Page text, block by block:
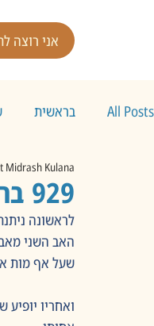
אני רוצה
All Posts בראשית
929 בראשית פרק כו
Midrash Kulana
לראשונה
האב השני
שעל אף מות
ואחריו